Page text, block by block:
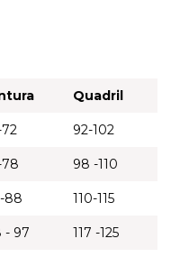
Quadril
72 92-102
78 98 -110
88 110-115
- 97 117 -125